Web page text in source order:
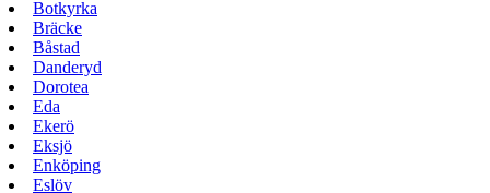
Botkyrka
Bräcke
Båstad
Danderyd
Dorotea
Eda
Ekerö
Eksjö
Enköping
Eslöv